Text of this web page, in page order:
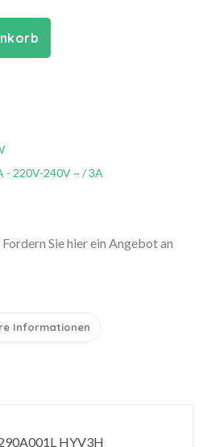
- 220V-240V ~ / 3A
Sie hier ein Angebot an
Informationen
HYV3H